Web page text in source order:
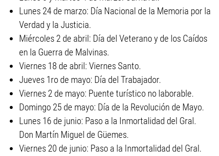
Lunes 24 de marzo: Día Nacional de la Memoria por la
Verdad y la Justicia.
Miércoles 2 de abril: Día del Veterano y de los Caídos
en la Guerra de Malvinas.
Viernes 18 de abril: Viernes Santo.
Jueves 1ro de mayo: Día del Trabajador.
Viernes 2 de mayo: Puente turístico no laborable.
Domingo 25 de mayo: Día de la Revolución de Mayo.
Lunes 16 de junio: Paso a la Inmortalidad del Gral.
Don Martín Miguel de Güemes.
Viernes 20 de junio: Paso a la Inmortalidad del Gral.